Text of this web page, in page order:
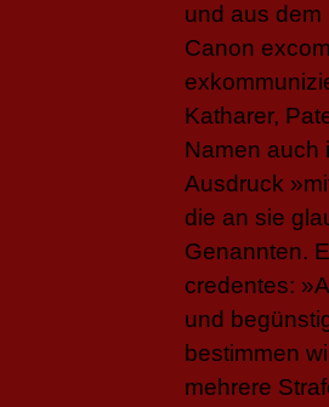
und aus dem
Canon
Katharer,
Namen auch
Ausdruck
die an sie
Genannten.
credentes:
und
bestimmen
mehrere